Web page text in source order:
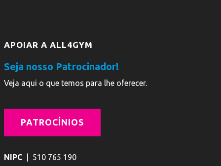
APOIAR A ALL4GYM
Seja nosso Patrocinador!
Veja aqui o que temos para lhe oferecer.
PATROCÍNIOS
NIPC | 510 765 190